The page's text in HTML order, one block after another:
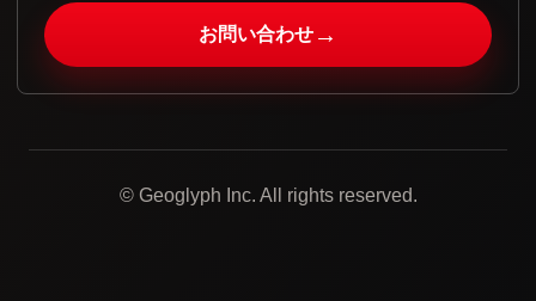
お問い合わせ →
© Geoglyph Inc. All rights reserved.